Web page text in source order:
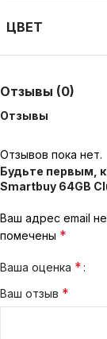
ЦВЕТ
Отзывы (0)
Отзывы
Отзывов пока нет.
Будьте первым,
Smartbuy 64GB
Ваш адрес email
помечены *
Ваша оценка *
Ваш отзыв *